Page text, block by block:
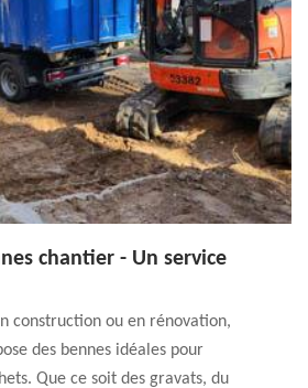
chantier - Un service
construction ou en rénovation,
des bennes idéales pour
Que ce soit des gravats, du